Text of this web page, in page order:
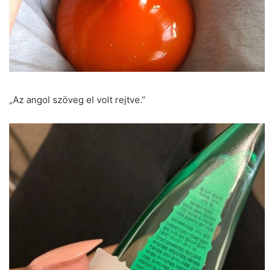
„Az angol szöveg el volt rejtve.”